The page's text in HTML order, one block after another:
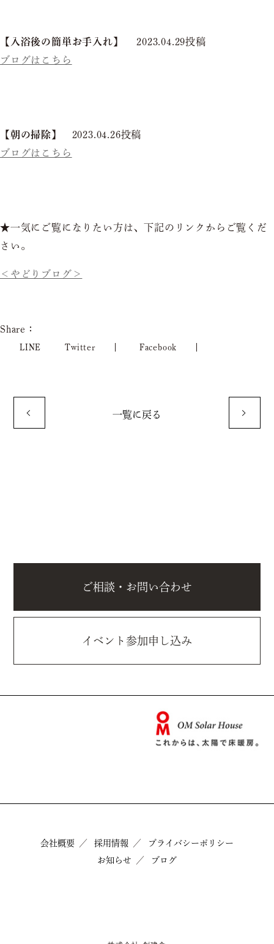
【入浴後の簡単お手入れ】
2023.04.29投稿
ブログはこちら
【朝の掃除】 2023.04.26投稿
ブログはこちら
★一気にご覧になりたい方は、下記のリンクからご覧くだ
さい。
＜やどりブログ＞
Share：
LINE Twitter Facebook
一覧に戻る
ご相談・お問い合わせ
イベント参加申し込み
会社概要 採用情報
プライバシーポリシー
お知らせ
ブログ